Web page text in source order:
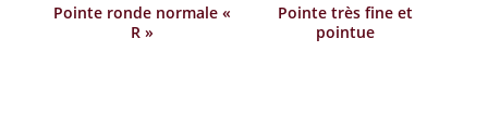
Pointe ronde normale «
R »
Pointe très fine et
pointue